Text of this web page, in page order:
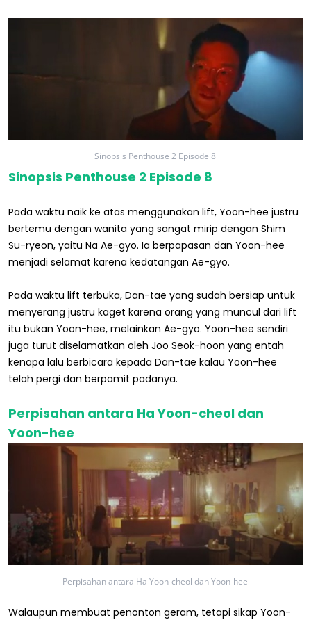
Sinopsis Penthouse 2 Episode 8
Sinopsis Penthouse 2 Episode 8
Pada waktu naik ke atas menggunakan lift, Yoon-hee justru
bertemu dengan wanita yang sangat mirip dengan Shim
Su-ryeon, yaitu Na Ae-gyo. Ia berpapasan dan Yoon-hee
menjadi selamat karena kedatangan Ae-gyo.
Pada waktu lift terbuka, Dan-tae yang sudah bersiap untuk
menyerang justru kaget karena orang yang muncul dari lift
itu bukan Yoon-hee, melainkan Ae-gyo. Yoon-hee sendiri
juga turut diselamatkan oleh Joo Seok-hoon yang entah
kenapa lalu berbicara kepada Dan-tae kalau Yoon-hee
telah pergi dan berpamit padanya.
Perpisahan antara Ha Yoon-cheol dan
Yoon-hee
Perpisahan antara Ha Yoon-cheol dan Yoon-hee
Walaupun membuat penonton geram, tetapi sikap Yoon-